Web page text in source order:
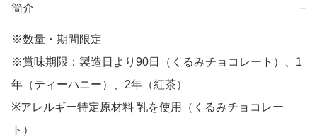
簡介 −
※数量・期間限定
※賞味期限：製造日より90日（くるみチョコレート）、1
年（ティーハニー）、2年（紅茶）
※アレルギー特定原材料 乳を使用（くるみチョコレー
ト）